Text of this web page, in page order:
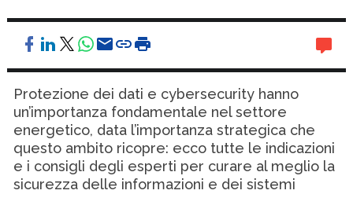
Protezione dei dati e cybersecurity hanno
un’importanza fondamentale nel settore
energetico, data l’importanza strategica che
questo ambito ricopre: ecco tutte le indicazioni
e i consigli degli esperti per curare al meglio la
sicurezza delle informazioni e dei sistemi